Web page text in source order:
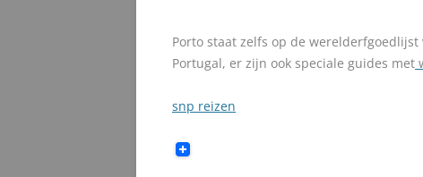
Porto staat zelfs op de werelderfgoedlijst
Portugal, er zijn ook speciale guides met
snp reizen